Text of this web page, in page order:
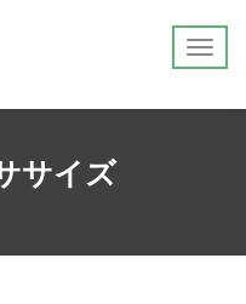
サイズ